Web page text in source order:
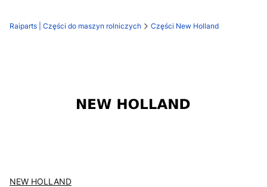
Raiparts | Części do maszyn rolniczych Części New Holland
NEW HOLLAND